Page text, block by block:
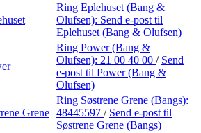
Ring Eplehuset (Bang &
Olufsen): Send e-post til
Eplehuset (Bang & Olufsen)
Ring Power (Bang &
Olufsen): 21 00 40 00 / Send
e-post til Power (Bang &
Olufsen)
Grene
Ring Søstrene Grene (Bangs):
48445597 / Send e-post til
Søstrene Grene (Bangs)